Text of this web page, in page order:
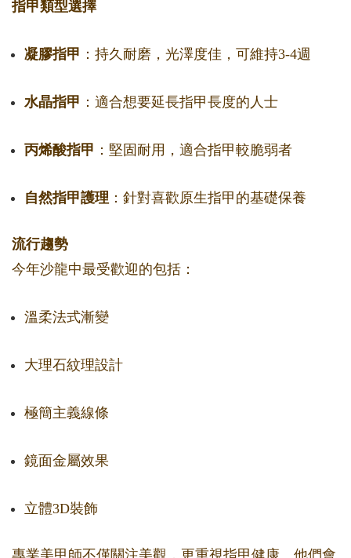
指甲類型選擇
凝膠指甲 ：持久耐磨，光澤度佳，可維持3-4週
水晶指甲 ：適合想要延長指甲長度的人士
丙烯酸指甲 ：堅固耐用，適合指甲較脆弱者
自然指甲護理 ：針對喜歡原生指甲的基礎保養
流行趨勢
今年沙龍中最受歡迎的包括：
溫柔法式漸變
大理石紋理設計
極簡主義線條
鏡面金屬效果
立體3D裝飾